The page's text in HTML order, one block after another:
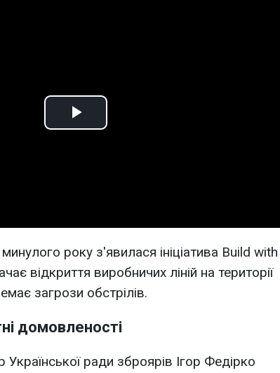
Play
року з'явилася ініціатива Build with
відкриття виробничих ліній на території
загрози обстрілів.
домовленості
ради зброярів Ігор Федірко